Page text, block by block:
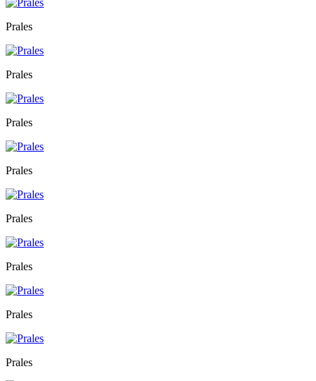
Prales
Prales
Prales
Prales
Prales
Prales
Prales
Prales